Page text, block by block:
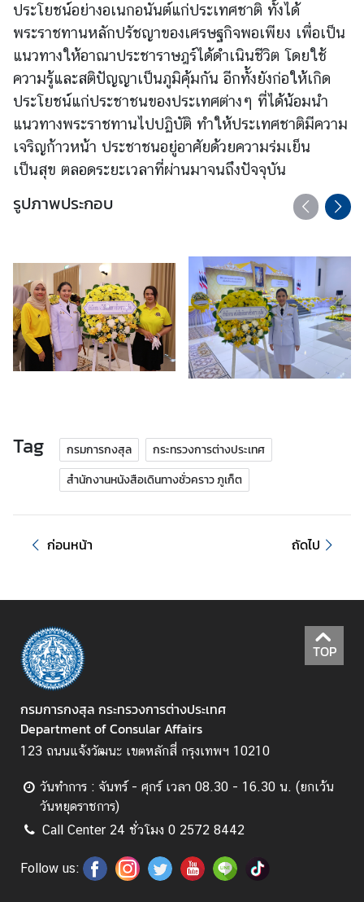
ส
อ
ท
.
|
ส
ญ
.
ถ
-
ต
อ
บ
แ
อ
i
V
i
s
a
I
n
f
o
r
m
a
t
i
o
ประโยชน์อย่างอเนกอนันต์แก่ประเทศชาติ ทั้งได้
พระราชทานหลักปรัชญาของเศรษฐกิจพอเพียง เพื่อเป็น
แนวทางให้อาณาประชาราษฎร์ได้ดำเนินชีวิต โดยใช้
ความรู้และสติปัญญาเป็นภูมิคุ้มกัน อีกทั้งยังก่อให้เกิด
ประโยชน์แก่ประชาชนของประเทศต่างๆ ที่ได้น้อมนำ
แนวทางพระราชทานไปปฏิบัติ ทำให้ประเทศชาติมีความ
เจริญก้าวหน้า ประชาชนอยู่อาศัยด้วยความร่มเย็น
เป็นสุข ตลอดระยะเวลาที่ผ่านมาจนถึงปัจจุบัน
รูปภาพประกอบ
Tag กรมการกงสุล
กระทรวงการต่างประเทศ
สำนักงานหนังสือเดินทางชั่วคราว ภูเก็ต
ก่อนหน้า ถัดไป
TOP
กรมการกงสุล กระทรวงการต่างประเทศ
Department of Consular Affairs
123 ถนนแจ้งวัฒนะ เขตหลักสี่ กรุงเทพฯ 10210
วันทำการ : จันทร์ - ศุกร์ เวลา 08.30 - 16.30 น. (ยกเว้น
วันหยุดราชการ)
Call Center 24 ชั่วโมง 0 2572 8442
Follow us: